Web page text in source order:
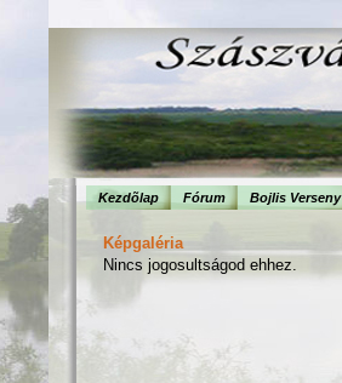
Kezdõlap Fórum Bojlis Verseny
Képgaléria
Nincs jogosultságod ehhez.